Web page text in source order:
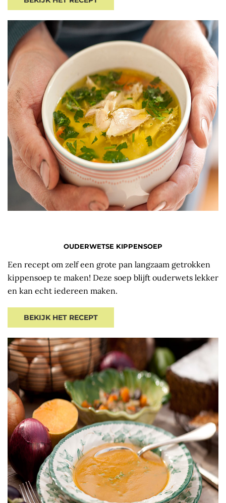
OUDERWETSE KIPPENSOEP
Een recept om zelf een grote pan langzaam getrokken
kippensoep te maken! Deze soep blijft ouderwets lekker
en kan echt iedereen maken.
BEKIJK HET RECEPT